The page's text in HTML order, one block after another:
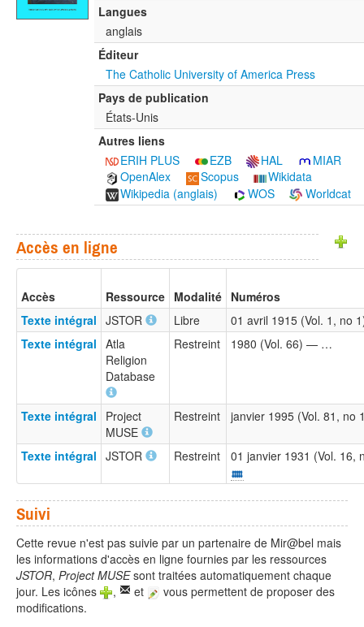
Langues
anglais
Éditeur
The Catholic University of America Press
Pays de publication
États-Unis
Autres liens
ERIH PLUS
EZB HAL
MIAR
OpenAlex
Scopus
Wikidata
Wikipedia (anglais)
WOS Worldcat
Accès en ligne
Accès Ressource Modalité Numéros
Texte intégral JSTOR Libre
01 avril 1915 (Vol. 1, no
Texte intégral Atla
Religion
Database
Restreint 1980 (Vol. 66) — …
Texte intégral
Project
MUSE
Restreint janvier 1995 (Vol. 81,
Texte intégral JSTOR Restreint 01 janvier 1931 (Vol. 16,
Suivi
Cette revue n'est pas suivie par un partenaire de Mir@bel mais
les informations d'accès en ligne fournies par les ressources
JSTOR, Project MUSEsont traitées automatiquement chaque
jour. Les icônes
, et
vous permettent de proposer des
modifications.